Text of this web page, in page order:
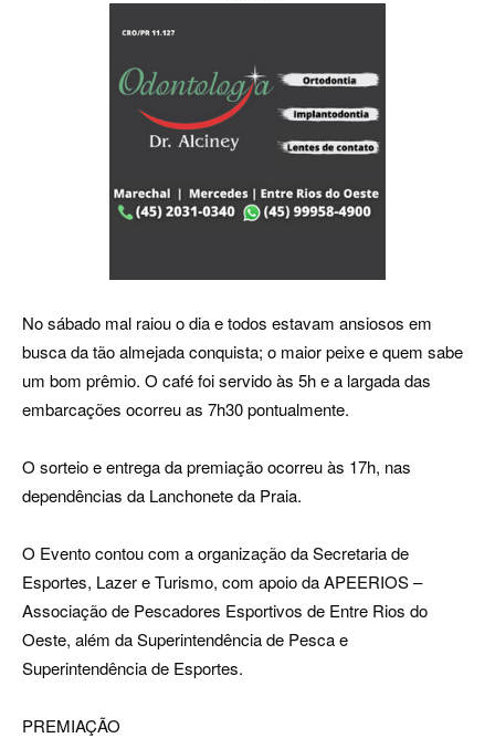
No sábado mal raiou o dia e todos estavam ansiosos em
busca da tão almejada conquista; o maior peixe e quem sabe
um bom prêmio. O café foi servido às 5h e a largada das
embarcações ocorreu as 7h30 pontualmente.
O sorteio e entrega da premiação ocorreu às 17h, nas
dependências da Lanchonete da Praia.
O Evento contou com a organização da Secretaria de
Esportes, Lazer e Turismo, com apoio da APEERIOS –
Associação de Pescadores Esportivos de Entre Rios do
Oeste, além da Superintendência de Pesca e
Superintendência de Esportes.
PREMIAÇÃO